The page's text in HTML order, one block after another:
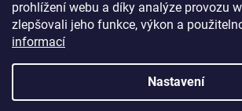
prohlížení webu a díky analýze provozu
zlepšovali jeho funkce, výkon a
informací
Nastavení